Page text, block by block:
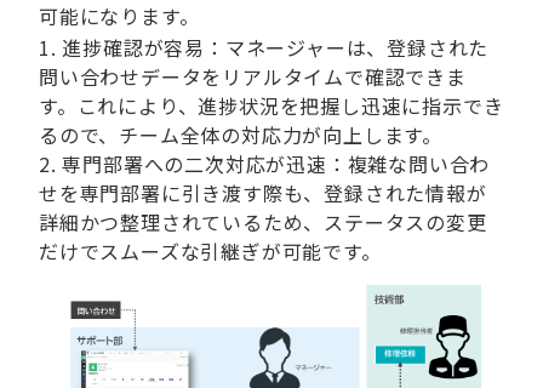
可能になります。
進捗確認が容易：マネージャーは、登録された
問い合わせデータをリアルタイムで確認できま
す。これにより、進捗状況を把握し迅速に指示でき
るので、チーム全体の対応力が向上します。
専門部署への二次対応が迅速：複雑な問い合わ
せを専門部署に引き渡す際も、登録された情報が
詳細かつ整理されているため、ステータスの変更
だけでスムーズな引継ぎが可能です。